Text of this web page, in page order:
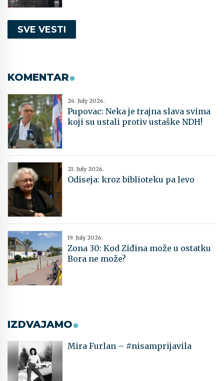
SVE VESTI
KOMENTAR
26. July 2026.
Pupovac: Neka je trajna slava svima
koji su ustali protiv ustaške NDH!
21. July 2026.
Odiseja: kroz biblioteku pa levo
19. July 2026.
Zona 30: Kod Ziđina može u ostatku
Bora ne može?
IZDVAJAMO
Mira Furlan – #nisamprijavila